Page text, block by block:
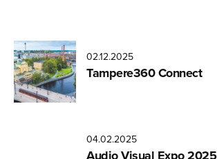
02.12.2025
Tampere360 Connect
04.02.2025